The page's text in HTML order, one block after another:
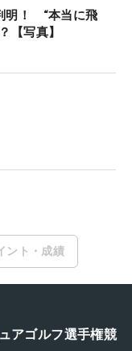
明！ “本当に飛
【写真】
ント・成績
アゴルフ選手権競